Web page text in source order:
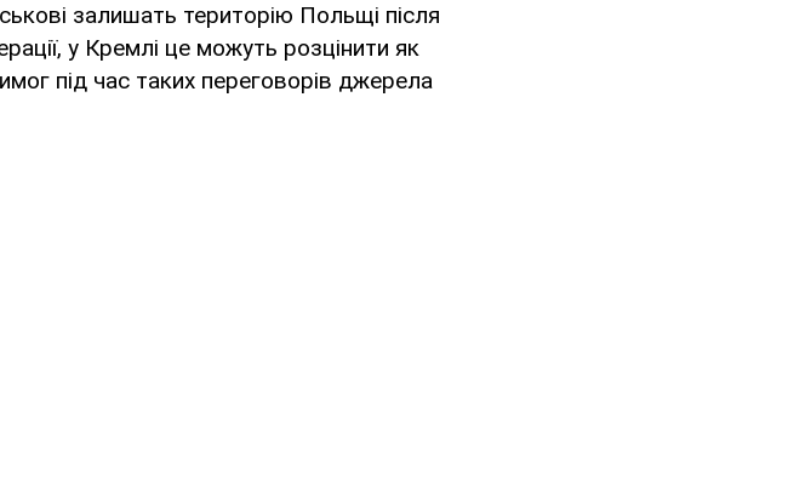
залишать територію Польщі після
у Кремлі це можуть розцінити як
під час таких переговорів джерела